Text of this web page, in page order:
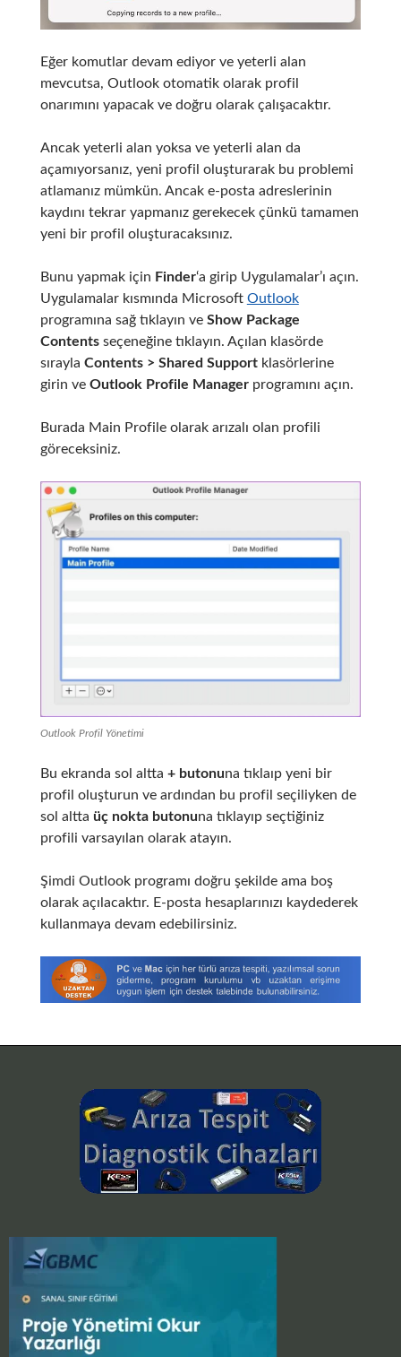
Eğer komutlar devam ediyor ve yeterli alan
mevcutsa, Outlook otomatik olarak profil
onarımını yapacak ve doğru olarak çalışacaktır.
Ancak yeterli alan yoksa ve yeterli alan da
açamıyorsanız, yeni profil oluşturarak bu problemi
atlamanız mümkün. Ancak e-posta adreslerinin
kaydını tekrar yapmanız gerekecek çünkü tamamen
yeni bir profil oluşturacaksınız.
Bunu yapmak için Finder‘a girip Uygulamalar’ı açın.
Uygulamalar kısmında Microsoft Outlook
programına sağ tıklayın ve Show Package
Contentsseçeneğine tıklayın. Açılan klasörde
sırayla Contents > Shared Supportklasörlerine
girin ve Outlook Profile Managerprogramını açın.
Burada Main Profile olarak arızalı olan profili
göreceksiniz.
Outlook Profil Yönetimi
Bu ekranda sol altta + butonuna tıklaıp yeni bir
profil oluşturun ve ardından bu profil seçiliyken de
sol altta üç nokta butonuna tıklayıp seçtiğiniz
profili varsayılan olarak atayın.
Şimdi Outlook programı doğru şekilde ama boş
olarak açılacaktır. E-posta hesaplarınızı kaydederek
kullanmaya devam edebilirsiniz.